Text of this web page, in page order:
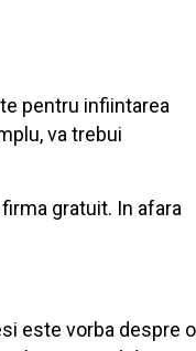
pentru infiintarea
va trebui
gratuit. In afara
este vorba despre o